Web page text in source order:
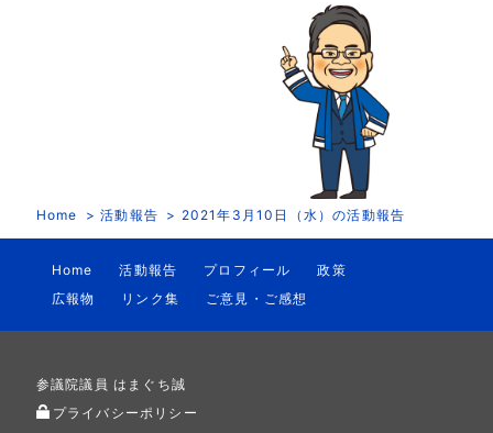
Home 活動報告 2021年3月10日（水）の活動報告
Home 活動報告 プロフィール
政策
広報物
リンク集 ご意見・ご感想
参議院議員 はまぐち誠
プライバシーポリシー